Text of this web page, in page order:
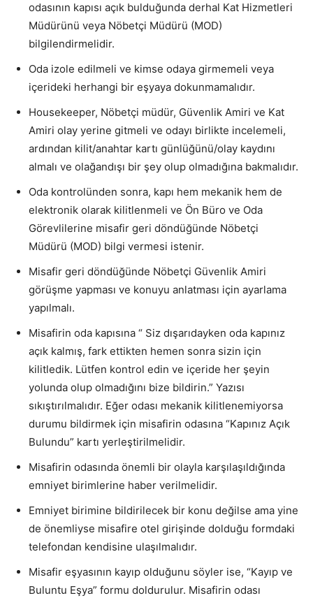
odasının kapısı açık bulduğunda derhal Kat Hizmetleri
Müdürünü veya Nöbetçi Müdürü (MOD)
bilgilendirmelidir.
Oda izole edilmeli ve kimse odaya girmemeli veya
içerideki herhangi bir eşyaya dokunmamalıdır.
Housekeeper, Nöbetçi müdür, Güvenlik Amiri ve Kat
Amiri olay yerine gitmeli ve odayı birlikte incelemeli,
ardından kilit/anahtar kartı günlüğünü/olay kaydını
almalı ve olağandışı bir şey olup olmadığına bakmalıdır.
Oda kontrolünden sonra, kapı hem mekanik hem de
elektronik olarak kilitlenmeli ve Ön Büro ve Oda
Görevlilerine misafir geri döndüğünde Nöbetçi
Müdürü (MOD) bilgi vermesi istenir.
Misafir geri döndüğünde Nöbetçi Güvenlik Amiri
görüşme yapması ve konuyu anlatması için ayarlama
yapılmalı.
Misafirin oda kapısına “ Siz dışarıdayken oda kapınız
açık kalmış, fark ettikten hemen sonra sizin için
kilitledik. Lütfen kontrol edin ve içeride her şeyin
yolunda olup olmadığını bize bildirin.” Yazısı
sıkıştırılmalıdır. Eğer odası mekanik kilitlenemiyorsa
durumu bildirmek için misafirin odasına “Kapınız Açık
Bulundu” kartı yerleştirilmelidir.
Misafirin odasında önemli bir olayla karşılaşıldığında
emniyet birimlerine haber verilmelidir.
Emniyet birimine bildirilecek bir konu değilse ama yine
de önemliyse misafire otel girişinde dolduğu formdaki
telefondan kendisine ulaşılmalıdır.
Misafir eşyasının kayıp olduğunu söyler ise, “Kayıp ve
Buluntu Eşya” formu doldurulur. Misafirin odası